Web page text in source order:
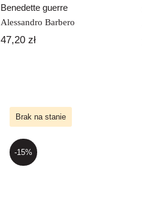
Benedette guerre
Alessandro Barbero
47,20 zł
Brak na stanie
-15%